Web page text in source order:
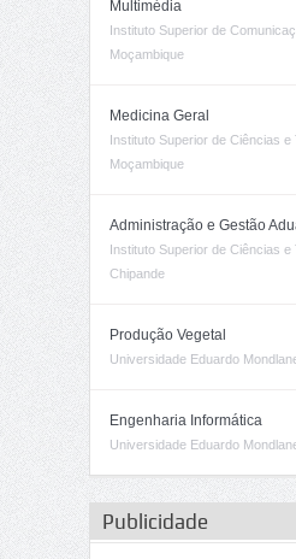
Multimédia
Instituto Superior de
Moçambique
Medicina Geral
Instituto Superior de Ciências e
Moçambique
Administração e Gestão
Instituto Superior de Ciências e
Chipande
Produção Vegetal
Universidade Eduardo
Engenharia Informática
Universidade Eduardo
Publicidade